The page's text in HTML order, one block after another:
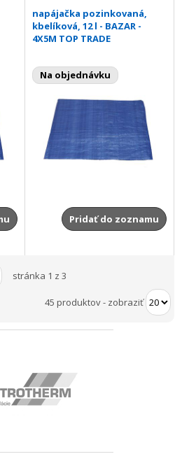
napájačka pozinkovaná,
kbelíková, 12 l - BAZAR -
4X5M TOP TRADE
Na objednávku
Pridať do zoznamu
stránka 1 z 3
45 produktov- zobraziť